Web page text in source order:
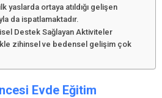
yaslarda ortaya atıldığı gelişen
da ispatlamaktadır.
Destek Sağlayan Aktiviteler
zihinsel ve bedensel gelişim çok
Evde Eğitim